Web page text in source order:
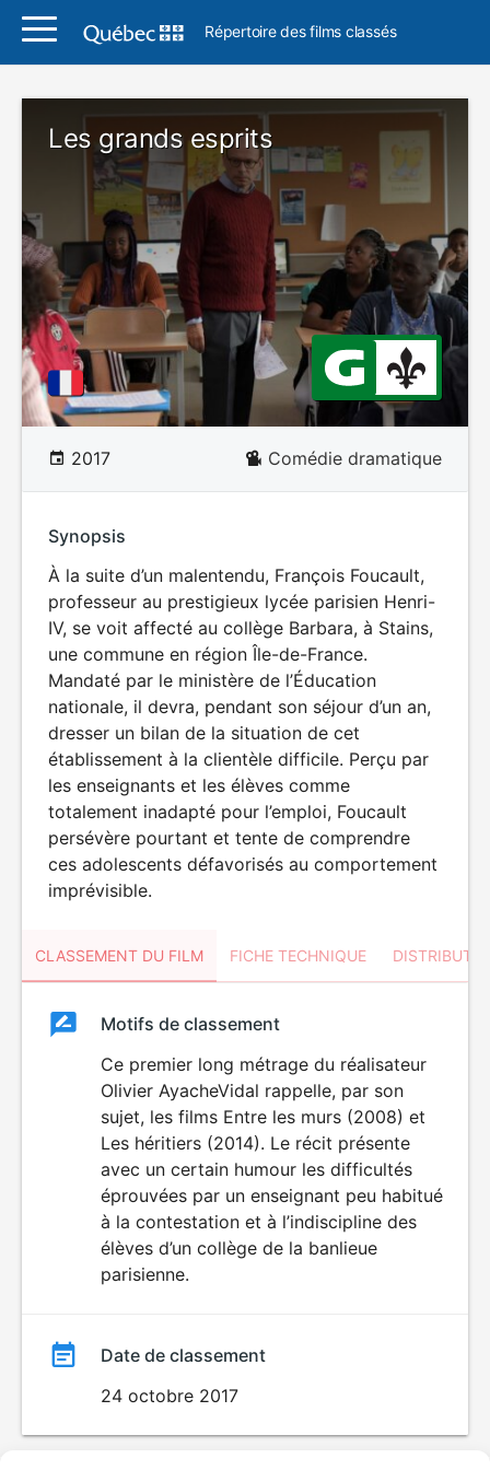
Répertoire des films classés
Les grands esprits
2017 Comédie dramatique
Synopsis
À la suite d’un malentendu, François Foucault,
professeur au prestigieux lycée parisien Henri-
IV, se voit affecté au collège Barbara, à Stains,
une commune en région Île-de-France.
Mandaté par le ministère de l’Éducation
nationale, il devra, pendant son séjour d’un an,
dresser un bilan de la situation de cet
établissement à la clientèle difficile. Perçu par
les enseignants et les élèves comme
totalement inadapté pour l’emploi, Foucault
persévère pourtant et tente de comprendre
ces adolescents défavorisés au comportement
imprévisible.
CLASSEMENT DU FILM FICHE TECHNIQUE
ClassementClassement
Motifs de classement
Ce premier long métrage du réalisateur
Olivier AyacheVidal rappelle, par son
sujet, les films Entre les murs (2008) et
Les héritiers (2014). Le récit présente
avec un certain humour les difficultés
éprouvées par un enseignant peu habitué
à la contestation et à l’indiscipline des
élèves d’un collège de la banlieue
parisienne.
Date de classement
24 octobre 2017